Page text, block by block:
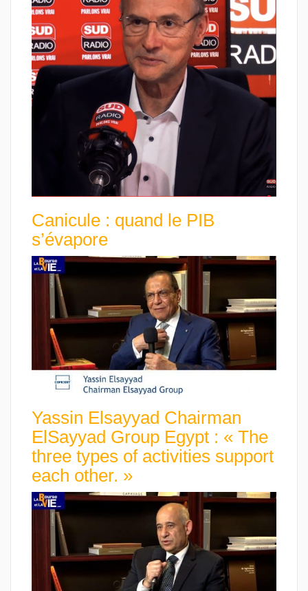
Canicule : quand le PIB
s’évapore
Yassin Elsayyad Chairman
ElSayyad Group Egypt : « The
three types of activities support
each other. »